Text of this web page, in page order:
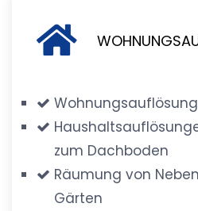
zum Dachboden
Räumung von
Gärten